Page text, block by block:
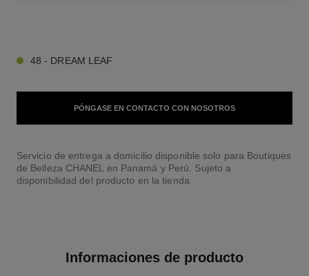
48 - DREAM LEAF
PÓNGASE EN CONTACTO CON NOSOTROS
Servicio de entrega a domicilio disponible solo para Boutiques
de Belleza CHANEL en Panamá y Perú. Sujeto a
disponibilidad del producto en la tienda
Informaciones de producto